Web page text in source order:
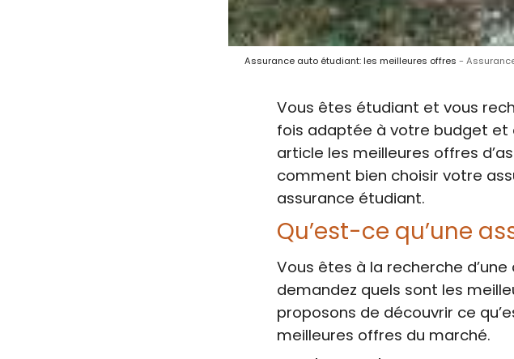
Assurance auto étudiant: les meilleures offres
Vous êtes étudiant et vous
fois adaptée à votre budget et
article les meilleures offres
comment bien choisir votre
assurance étudiant.
Qu’est-ce qu’une
Vous êtes à la recherche
demandez quels sont les
proposons de découvrir ce
meilleures offres du marché.